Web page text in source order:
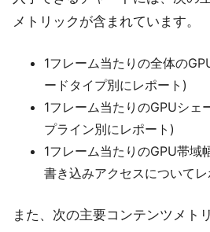
メトリックが含まれています。
1フレーム当たりの全体の
ードタイプ別にレポート)
1フレーム当たりのGPUシェ
プライン別にレポート)
1フレーム当たりのGPU帯域
書き込みアクセスについて
また、次の主要コンテンツメト